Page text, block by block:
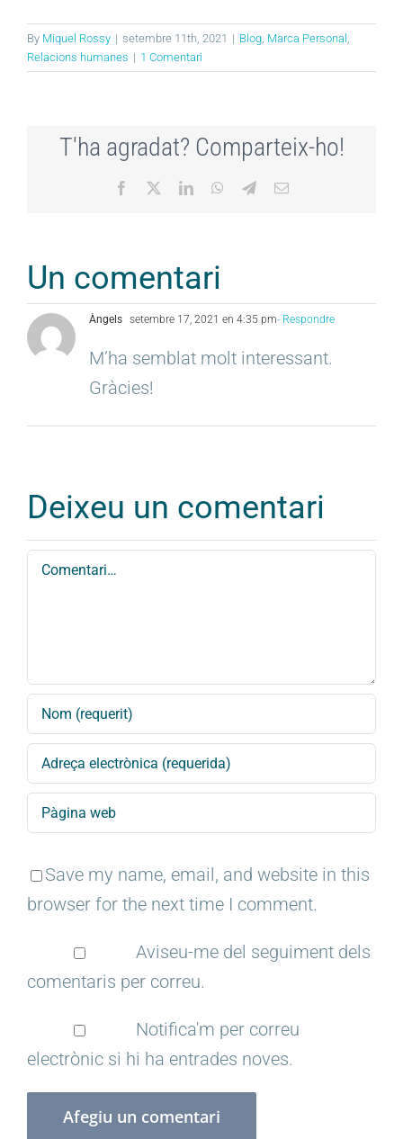
By Miquel Rossy | setembre 11th, 2021 | Blog, Marca Personal ,
Relacions humanes | 1 Comentari
T'ha agradat? Comparteix-ho!
Facebook LinkedInWhatsApp
TelegramEmail:
Un comentari
Àngels setembre 17, 2021 en 4:35 pm- Respondre
M’ha semblat molt interessant.
Gràcies!
Deixeu un comentari
Comment
Save my name, email, and website in this
browser for the next time I comment.
Aviseu-me del seguiment dels
comentaris per correu.
Notifica'm per correu
electrònic si hi ha entrades noves.